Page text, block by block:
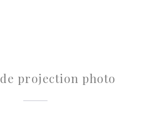
de projection photo